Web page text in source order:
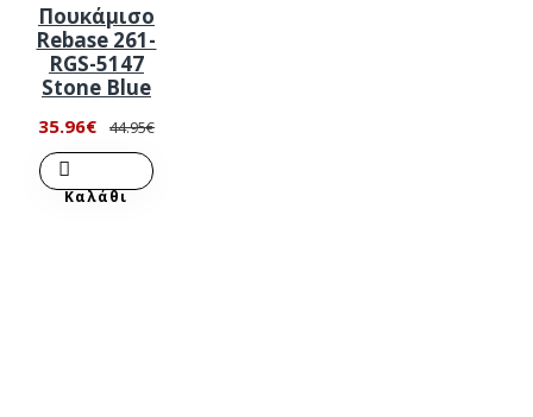
Πουκάμισο
Rebase 261-
RGS-5147
Stone Blue
35.96€ 44.95€
Καλάθι